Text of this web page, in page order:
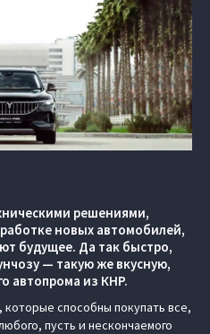
решениями,
новых автомобилей,
будущее. Да так быстро,
— такую же вкусную,
автопрома из КНР.
способны покупать все,
пусть и нескончаемого